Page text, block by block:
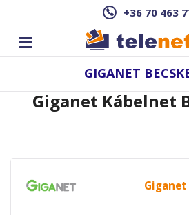
+36 70 463
GIGANET
Giganet Kábelnet
Giganet